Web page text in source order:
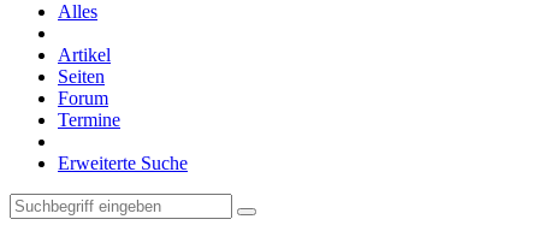
Alles
Artikel
Seiten
Forum
Termine
Erweiterte Suche